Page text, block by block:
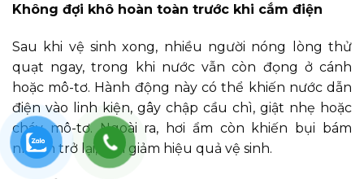
Không đợi khô hoàn toàn trước khi cắm điện
Sau khi vệ sinh xong, nhiều người nóng lòng thử
quạt ngay, trong khi nước vẫn còn đọng ở cánh
hoặc mô-tơ. Hành động này có thể khiến nước dẫn
điện vào linh kiện, gây chập cầu chì, giật nhẹ hoặc
cháy mô-tơ. Ngoài ra, hơi ẩm còn khiến bụi bám
nhanh trở lại, làm giảm hiệu quả vệ sinh.